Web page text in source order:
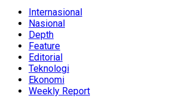
Internasional
Nasional
Depth
Feature
Editorial
Teknologi
Ekonomi
Weekly Report